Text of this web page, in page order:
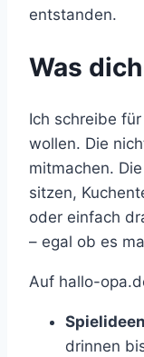
entstanden.
Was
Ich schreibe
wollen. Die
mitmachen.
sitzen,
oder einfach
– egal ob es
Auf hallo-
drinnen